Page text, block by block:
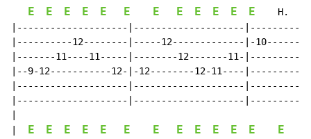
E E E E E E E E E E E E
H.
|--------------------|--------------------
|----------12--------|-----12-------------|-
|-------11----11-----|--------12-------11-
|--9-12-----------12-|-12--------12-11----
|--------------------|--------------------
|--------------------|--------------------
E E E E E E E E E E E E E